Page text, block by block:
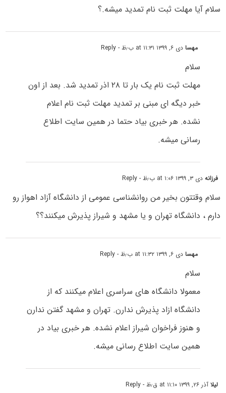
سلام آیا مهلت ثبت نام تمدید میشه.؟
مهسادی ۶, ۱۳۹۹ at ۱۱:۳۱ ب٫ظ - Reply
سلام
مهلت ثبت نام یک بار تا ۲۸ اذر تمدید شد. بعد از اون
خبر دیگه ای مبنی بر تمدید مهلت ثبت نام اعلام
نشده. هر خبری بیاد حتما در همین سایت اطلاع
رسانی میشه.
فرزانهدی ۳, ۱۳۹۹ at ۱:۰۶ ب٫ظ - Reply
سلام وقتتون بخیر من روانشناسی عمومی از دانشگاه آزاد اهواز رو
دارم ، دانشگاه تهران و یا مشهد و شیراز پذیرش میکنند؟؟
مهسادی ۶, ۱۳۹۹ at ۱۱:۳۲ ب٫ظ - Reply
سلام
معمولا دانشگاه های سراسری اعلام میکنند که از
دانشگاه ازاد پذیرش ندارن. تهران و مشهد گفتن ندارن
و هنوز فراخوان شیراز اعلام نشده. هر خبری بیاد در
همین سایت اطلاع رسانی میشه.
لیلاآذر ۲۶, ۱۳۹۹ at ۱۱:۱۰ ق٫ظ - Reply